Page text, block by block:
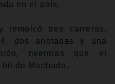
en el país.
remolcó tres carreras.
dos anotadas y una
mientras que el
de Machado.